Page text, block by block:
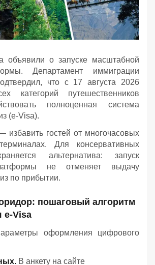
объявили о запуске масштабной
Департамент иммиграции
что с 17 августа 2026
категорий путешественников
полноценная система
(e-Visa).
избавить гостей от многочасовых
Для консервативных
альтернатива: запуск
не отменяет выдачу
по прибытии.
пошаговый алгоритм
e-Visa
оформления цифрового
В анкету на сайте